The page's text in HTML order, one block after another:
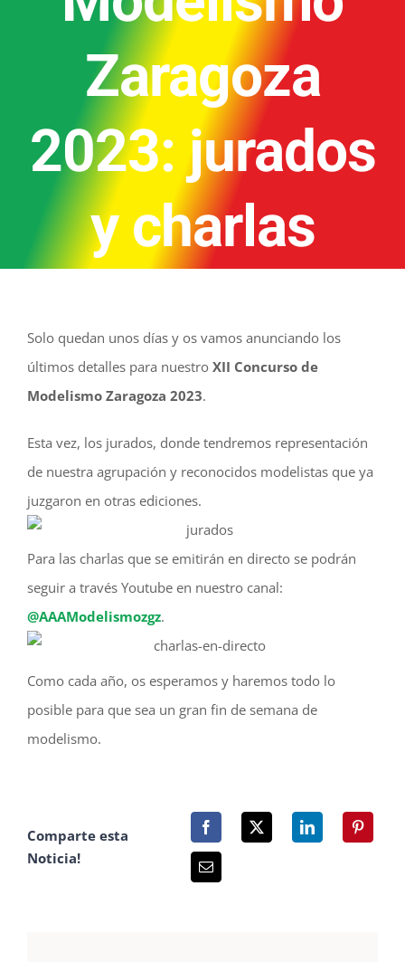
Zaragoza
2023: jurados
y charlas
Solo quedan unos días y os vamos anunciando los
últimos detalles para nuestro XII Concurso de
Modelismo Zaragoza 2023.
Esta vez, los jurados, donde tendremos representación
de nuestra agrupación y reconocidos modelistas que ya
juzgaron en otras ediciones.
Para las charlas que se emitirán en directo se podrán
seguir a través Youtube en nuestro canal:
@AAAModelismozgz.
Como cada año, os esperamos y haremos todo lo
posible para que sea un gran fin de semana de
modelismo.
Comparte esta
Noticia!